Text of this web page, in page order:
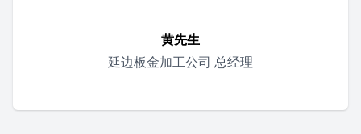
黄先生
延边板金加工公司 总经理